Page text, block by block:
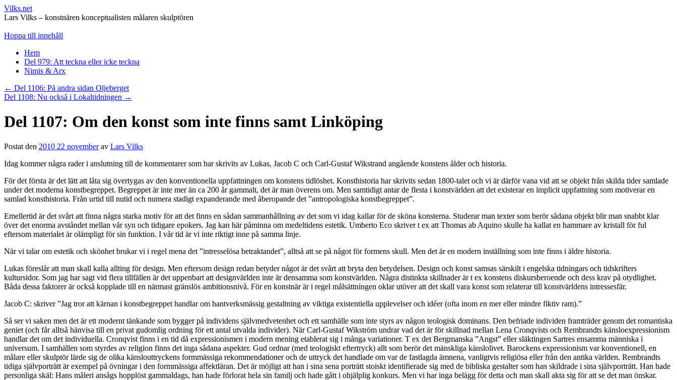
Vilks.net
Lars Vilks – konstnären konceptualisten målaren skulptören
Hoppa till innehåll
Hem
Del 979: Att teckna eller icke teckna
Nimis & Arx
← Del 1106: På andra sidan Oljeberget
Del 1108: Nu också i Lokaltidningen →
Del 1107: Om den konst som inte finns samt Linköping
Postat den 2010 22 november av Lars Vilks
Idag kommer några rader i anslutning till de kommentarer som har skrivits av Lukas, Jacob C och Carl-Gustaf Wikstrand angående konstens ålder och historia.
För det första är det lätt att låta sig övertygas av den konventionella uppfattningen om konstens tidlöshet. Konsthistoria har skrivits sedan 1800-talet och vi är därför vana vid att se objekt från skilda tider samlade
under det moderna konstbegreppet. Begreppet är inte mer än ca 200 år gammalt, det är man överens om. Men samtidigt antar de flesta i konstvärlden att det existerar en implicit uppfattning som motiverar en
samlad konsthistoria. Från urtid till nutid och numera stadigt expanderande med åberopande det ”antropologiska konstbegreppet”.
Emellertid är det svårt att finna några starka motiv för att det finns en sådan sammanhållning av det som vi idag kallar för de sköna konsterna. Studerar man texter som berör sådana objekt blir man snabbt klar
över det enorma avståndet mellan vår syn och tidigare epokers. Jag kan här påminna om medeltidens estetik. Umberto Eco skriver t ex att Thomas ab Aquino skulle ha kallat en hammare av kristall för ful
eftersom materialet är olämpligt för sin funktion. I vår tid är vi inte riktigt inne på samma linje.
När vi talar om estetik och skönhet brukar vi i regel mena det ”intresselösa betraktandet”, alltså att se på något för formens skull. Men det är en modern inställning som inte finns i äldre historia.
Lukas föreslår att man skall kalla allting för design. Men eftersom design redan betyder något är det svårt att bryta den betydelsen. Design och konst samsas särskilt i engelska tidningars och tidskrifters
kultursidor. Som jag har sagt vid flera tillfällen är det uppenbart att designvärlden inte är densamma som konstvärlden. Några distinkta skillnader är t ex konstens diskursberoende och dess krav på otydlighet.
Båda dessa faktorer är också kopplade till en närmast gränslös ambitionsnivå. För en konstnär är i regel målsättningen oklar utöver att det skall vara konst som relaterar till konstvärldens intressesfär.
Jacob C: skriver ”Jag tror att kärnan i konstbegreppet handlar om hantverksmässig gestaltning av viktiga existentiella upplevelser och idéer (ofta inom en mer eller mindre fiktiv ram).”
Så ser vi saken men det är ett modernt tänkande som bygger på individens självmedvetenhet och ett samhälle som inte styrs av någon teologisk dominans. Den befriade individen framträder genom det romantiska
geniet (och får alltså hänvisa till en privat gudomlig ordning för ett antal utvalda individer). När Carl-Gustaf Wikström undrar vad det är för skillnad mellan Lena Cronqvists och Rembrandts känsloexpressionism
handlar det om det individuella. Cronqvist finns i en tid då expressionismen i modern mening etablerat sig i många variationer. T ex det Bergmanska ”Angst” eller släktingen Sartres ensamma människa i
universum. I samhällen som styrdes av religion finns det inga sådana aspekter. Gud ordnar (med teologiskt eftertryck) allt som berör det mänskliga känslolivet. Barockens expressionism var konventionell, en
målare eller skulptör lärde sig de olika känslouttryckens formmässiga rekommendationer och de uttryck det handlade om var de fastlagda ämnena, vanligtvis religiösa eller från den antika världen. Rembrandts
tidiga självporträtt är exempel på övningar i den formmässiga affektläran. Det är möjligt att han i sina sena porträtt stoiskt identifierade sig med de bibliska gestalter som han skildrade i sina självporträtt. Han hade
personliga skäl: Hans måleri ansågs hopplöst gammaldags, han hade förlorat hela sin familj och hade gått i ohjälplig konkurs. Men vi har inga belägg för detta och man skall akta sig för att se det man önskar.